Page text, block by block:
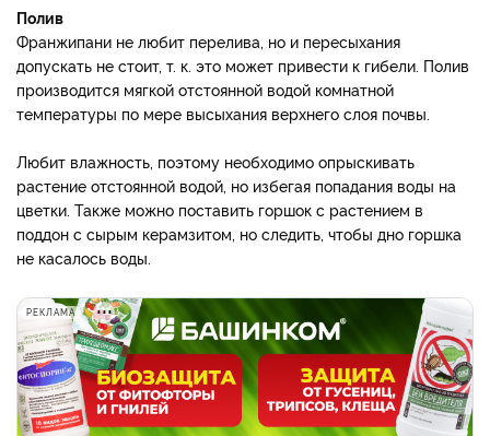
Полив
Франжипани не любит перелива, но и пересыхания
допускать не стоит, т. к. это может привести к гибели. Полив
производится мягкой отстоянной водой комнатной
температуры по мере высыхания верхнего слоя почвы.
Любит влажность, поэтому необходимо опрыскивать
растение отстоянной водой, но избегая попадания воды на
цветки. Также можно поставить горшок с растением в
поддон с сырым керамзитом, но следить, чтобы дно горшка
не касалось воды.
РЕКЛАМА